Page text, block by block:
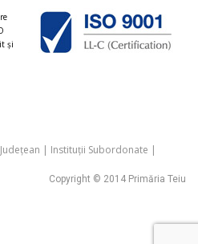
şi
| Instituții Subordonate |
Copyright © 2014 Primăria Teiu